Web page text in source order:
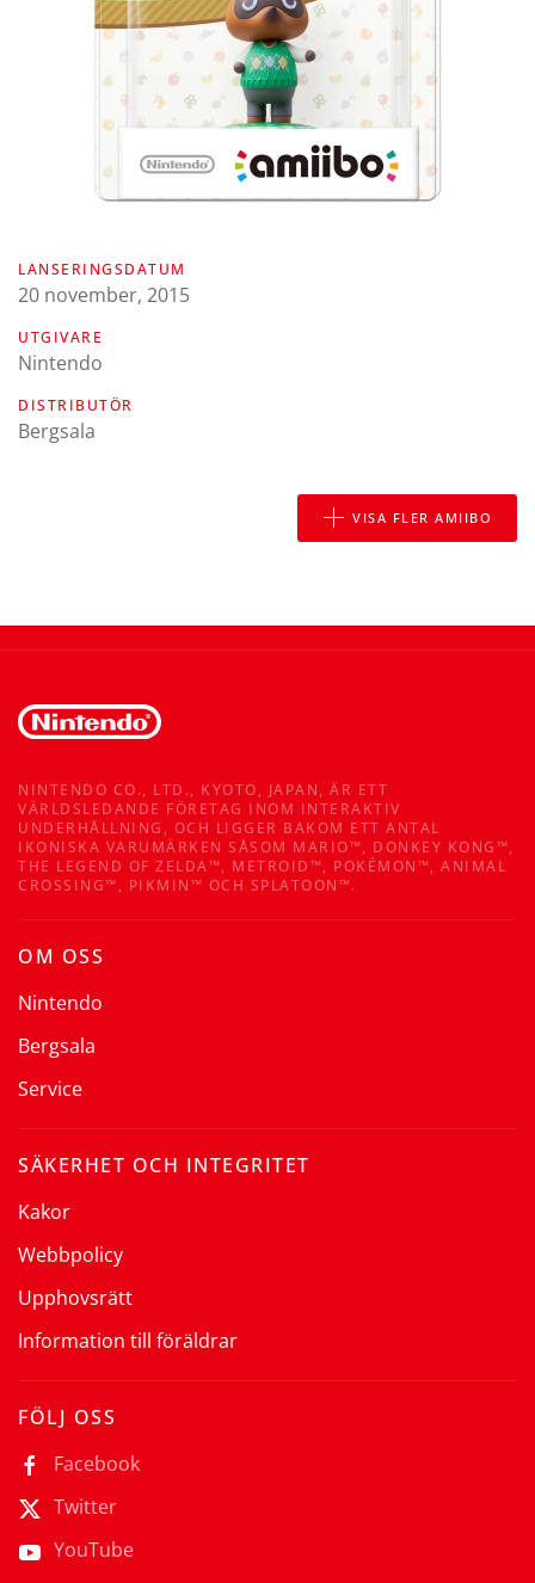
LANSERINGSDATUM
20 november, 2015
UTGIVARE
Nintendo
DISTRIBUTÖR
Bergsala
VISA FLER AMIIBO
NINTENDO CO., LTD., KYOTO, JAPAN, ÄR ETT
VÄRLDSLEDANDE FÖRETAG INOM INTERAKTIV
UNDERHÅLLNING, OCH LIGGER BAKOM ETT ANTAL
IKONISKA VARUMÄRKEN SÅSOM MARIO™, DONKEY KONG™,
THE LEGEND OF ZELDA™, METROID™, POKÉMON™, ANIMAL
CROSSING™, PIKMIN™ OCH SPLATOON™.
OM OSS
Nintendo
Bergsala
Service
SÄKERHET OCH INTEGRITET
Kakor
Webbpolicy
Upphovsrätt
Information till föräldrar
FÖLJ OSS
Facebook
Twitter
YouTube